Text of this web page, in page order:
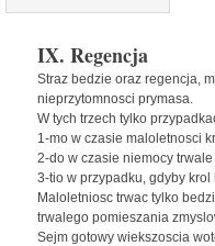
IX. Regencja
Straz bedzie oraz regencja,
nieprzytomnosci prymasa.
W tych trzech tylko
1-mo w czasie maloletnosci
2-do w czasie niemocy
3-tio w przypadku, gdyby
Maloletniosc trwac tylko
trwalego pomieszania
Sejm gotowy wiekszoscia